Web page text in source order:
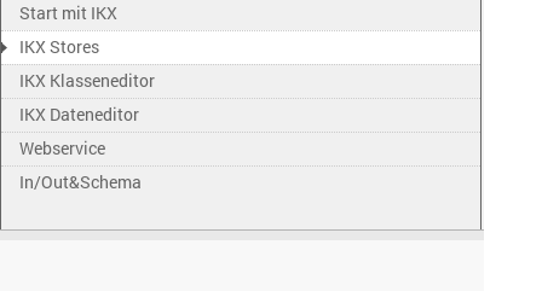
Start mit IKX
IKX Stores
IKX Klasseneditor
IKX Dateneditor
Webservice
In/Out&Schema